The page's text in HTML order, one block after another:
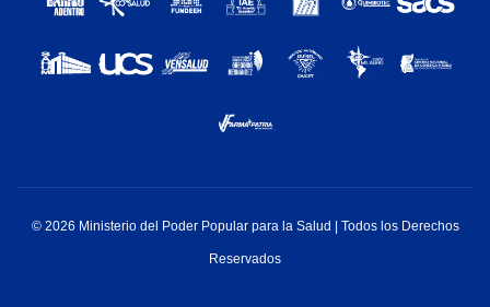
© 2026 Ministerio del Poder Popular para la Salud | Todos los Derechos
Reservados